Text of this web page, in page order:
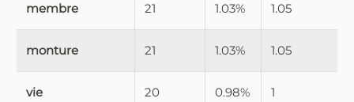
membre 21 1.03% 1.05
monture 21 1.03% 1.05
vie 20 0.98% 1